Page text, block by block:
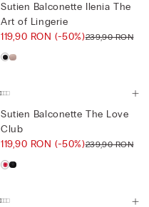
Sutien Balconette Ilenia The
Art of Lingerie
119,90 RON(-50%)239,90 RON
Sutien Balconette The Love
Club
119,90 RON(-50%)239,90 RON